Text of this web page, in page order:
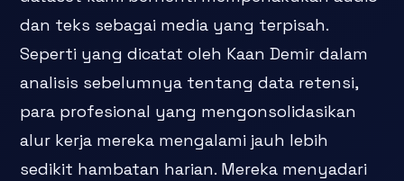
dan teks sebagai media yang terpisah.
Seperti yang dicatat oleh Kaan Demir dalam
analisis sebelumnya tentang data retensi,
para profesional yang mengonsolidasikan
alur kerja mereka mengalami jauh lebih
sedikit hambatan harian. Mereka menyadari